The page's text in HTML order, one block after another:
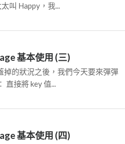
叫 Happy，我...
基本使用 (三)
的狀況之後，我們今天要來彈彈
接將 key 值...
基本使用 (四)